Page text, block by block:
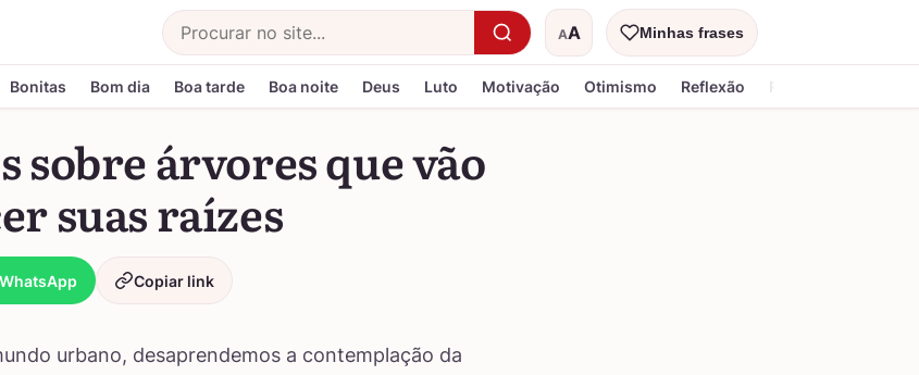
Buscar AA
Tamanho do textoMinhas frases
Bonitas Bom dia Boa tarde Boa noite Deus Luto Motivação Otimismo Reflexão Religiosa
sobre árvores que vão
suas raízes
Copiar link
urbano, desaprendemos a contemplação da